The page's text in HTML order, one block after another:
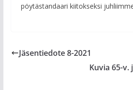
pöytästandaari kiitokseksi
Jäsentiedote 8-2021
Kuvia 65-v.